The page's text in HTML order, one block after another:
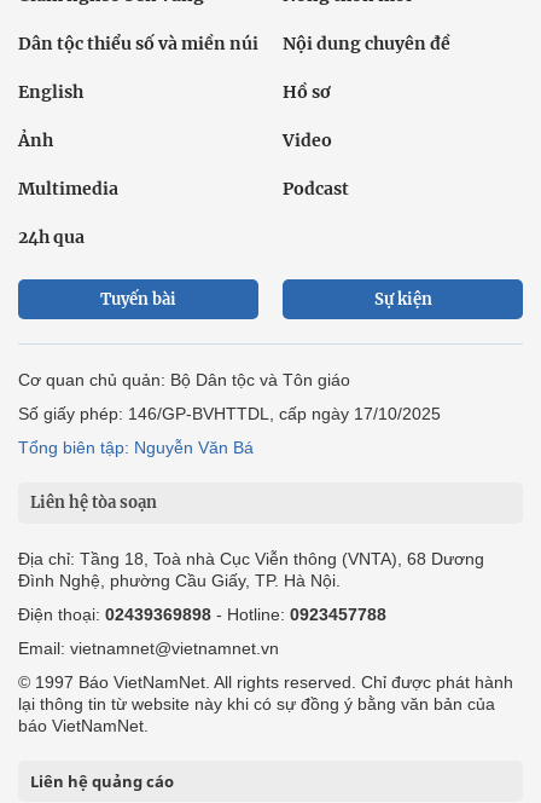
Dân tộc thiểu số và miền núi Nội dung chuyên đề
English Hồ sơ
Ảnh Video
Multimedia Podcast
24h qua
Tuyến bài Sự kiện
Cơ quan chủ quản: Bộ Dân tộc và Tôn giáo
Số giấy phép: 146/GP-BVHTTDL, cấp ngày 17/10/2025
Tổng biên tập: Nguyễn Văn Bá
Liên hệ tòa soạn
Địa chỉ: Tầng 18, Toà nhà Cục Viễn thông (VNTA), 68 Dương
Đình Nghệ, phường Cầu Giấy, TP. Hà Nội.
Điện thoại: 02439369898 - Hotline: 0923457788
Email: vietnamnet@vietnamnet.vn
© 1997 Báo VietNamNet. All rights reserved. Chỉ được phát hành
lại thông tin từ website này khi có sự đồng ý bằng văn bản của
báo VietNamNet.
Liên hệ quảng cáo